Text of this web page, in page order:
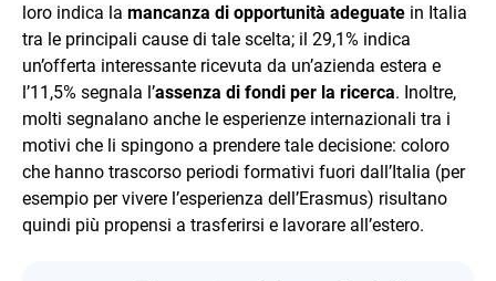
loro indica la mancanza di opportunità adeguate in Italia
tra le principali cause di tale scelta; il 29,1% indica
un’offerta interessante ricevuta da un’azienda estera e
l’11,5% segnala l’assenza di fondi per la ricerca. Inoltre,
molti segnalano anche le esperienze internazionali tra i
motivi che li spingono a prendere tale decisione: coloro
che hanno trascorso periodi formativi fuori dall’Italia (per
esempio per vivere l’esperienza dell’Erasmus) risultano
quindi più propensi a trasferirsi e lavorare all’estero.